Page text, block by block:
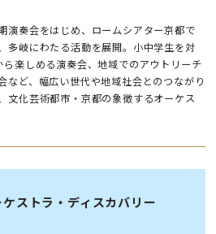
演奏会をはじめ、ロームシアター京都で
多岐にわたる活動を展開。小中学生を対
楽しめる演奏会、地域でのアウトリーチ
など、幅広い世代や地域社会とのつながり
文化芸術都市・京都の象徴するオーケス
ストラ・ディスカバリー